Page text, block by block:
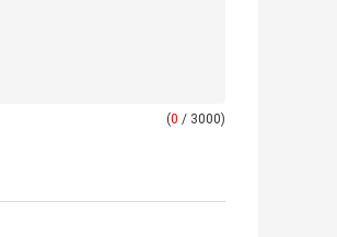
(0 / 3000)